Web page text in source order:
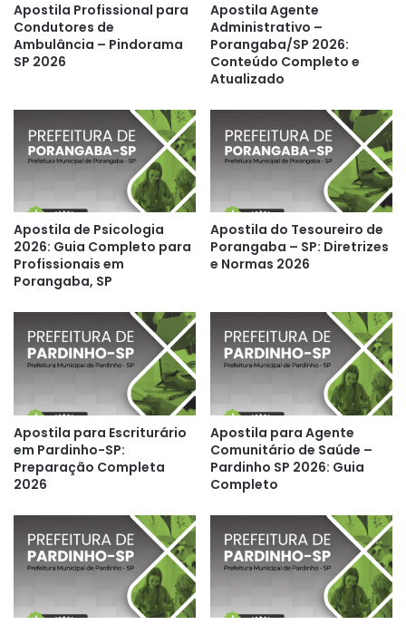
Apostila Profissional para
Condutores de
Ambulância – Pindorama
SP 2026
Apostila Agente
Administrativo –
Porangaba/SP 2026:
Conteúdo Completo e
Atualizado
Apostila de Psicologia
2026: Guia Completo para
Profissionais em
Porangaba, SP
Apostila do Tesoureiro de
Porangaba – SP: Diretrizes
e Normas 2026
Apostila para Escriturário
em Pardinho-SP:
Preparação Completa
2026
Apostila para Agente
Comunitário de Saúde –
Pardinho SP 2026: Guia
Completo